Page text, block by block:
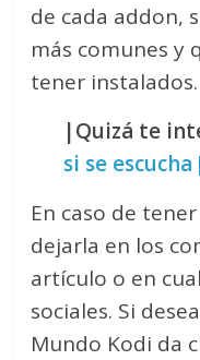
de cada addon,
más comunes y
tener instalados.
|Quizá te
si se
En caso de
dejarla en los
artículo o en
sociales. Si
Mundo Kodi da